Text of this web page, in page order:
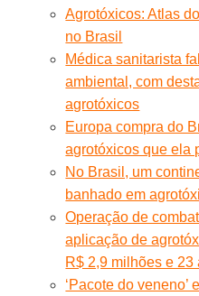
Agrotóxicos: Atlas
no Brasil
Médica sanitarista
ambiental, com
agrotóxicos
Europa compra do
agrotóxicos que ela
No Brasil, um
banhado em
Operação de
aplicação de
R$ 2,9 milhões e
‘Pacote do veneno’